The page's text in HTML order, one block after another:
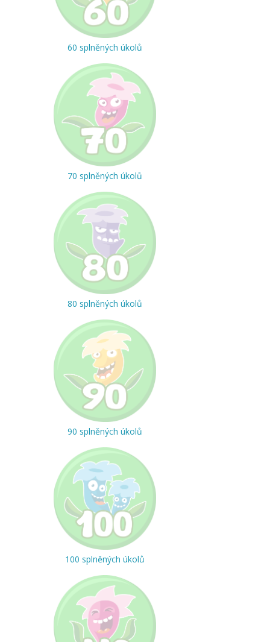
60 splněných úkolů
70 splněných úkolů
80 splněných úkolů
90 splněných úkolů
100 splněných úkolů